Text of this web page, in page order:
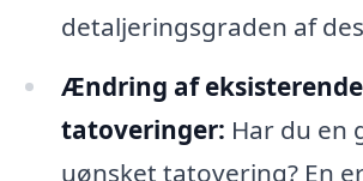
detaljeringsgraden af
Ændring af eksisterende
tatoveringer: Har du en
uønsket tatovering? En